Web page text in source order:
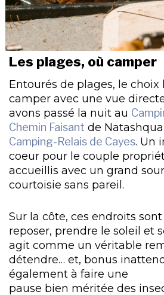
Les plages, où camper
Entourés de plages, le
camper avec une vue
avons passé la nuit au
Chemin Faisant de
Camping-Relais de Cayes. Un
coeur pour le couple
accueillis avec un grand
courtoisie sans pareil.
Sur la côte, ces endroits
reposer, prendre le soleil et
agit comme un véritable
détendre… et, bonus
également à faire une
pause bien méritée des